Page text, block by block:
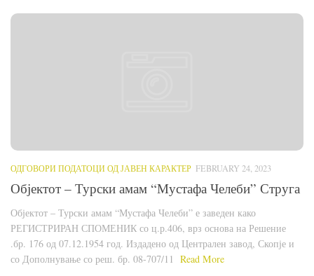
ОДГОВОРИ ПОДАТОЦИ ОД ЈАВЕН КАРАКТЕР FEBRUARY 24, 2023
Објектот – Турски амам “Мустафа Челеби” Струга
Објектот – Турски амам “Мустафа Челеби” е заведен како
РЕГИСТРИРАН СПОМЕНИК со ц.р.406, врз основа на Решение
.бр. 176 од 07.12.1954 год. Издадено од Централен завод, Скопје и
со Дополнување со реш. бр. 08-707/11 Read More